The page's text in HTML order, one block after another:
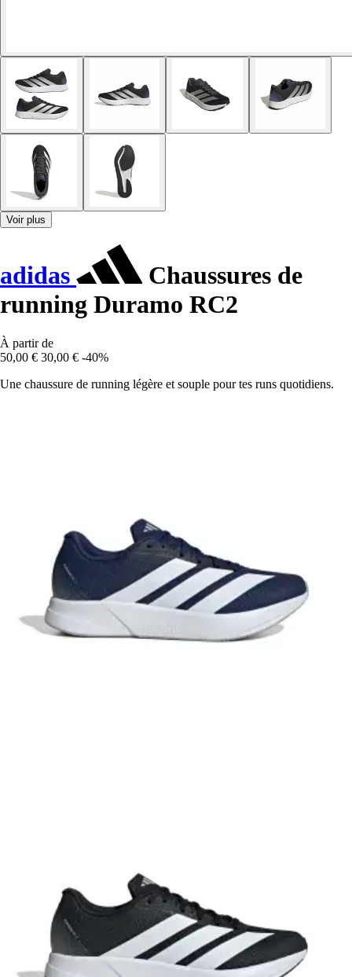
Voir plus
adidas
Chaussures de
running Duramo RC2
À partir de
50,00 € 30,00 € -40%
Une chaussure de running légère et souple pour tes runs quotidiens.